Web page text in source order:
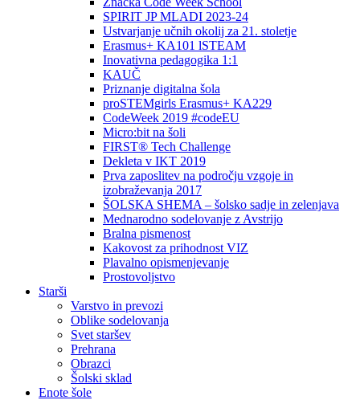
SPIRIT JP MLADI 2023-24
Ustvarjanje učnih okolij za 21. stoletje
Erasmus+ KA101 lSTEAM
Inovativna pedagogika 1:1
KAUČ
Priznanje digitalna šola
proSTEMgirls Erasmus+ KA229
CodeWeek 2019 #codeEU
Micro:bit na šoli
FIRST® Tech Challenge
Dekleta v IKT 2019
Prva zaposlitev na področju vzgoje in
izobraževanja 2017
ŠOLSKA SHEMA – šolsko sadje in zelenjava
Mednarodno sodelovanje z Avstrijo
Bralna pismenost
Kakovost za prihodnost VIZ
Plavalno opismenjevanje
Prostovoljstvo
Starši
Varstvo in prevozi
Oblike sodelovanja
Svet staršev
Prehrana
Obrazci
Šolski sklad
Enote šole